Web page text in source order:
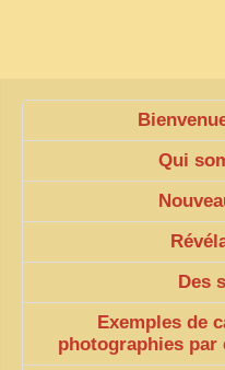
ALBUMS DE FAMILLE
INDOCHINE HISTORIQUE
Qui
Des
Exemples de
photographies par